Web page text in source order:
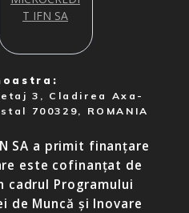
3, Cladirea Axa-
700329, ROMANIA
SA a primit finanțare
este cofinanțat de
cadrul Programului
de Muncă și Inovare